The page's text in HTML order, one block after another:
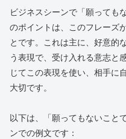
ビジネスシーンで「願っても
のポイントは、このフレーズ
とです。これは主に、好意的
う表現で、受け入れる意志と
じてこの表現を使い、相手に
大切です。
以下は、「願ってもないこと
ンでの例文です：